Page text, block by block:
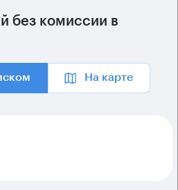
без комиссии в
На карте